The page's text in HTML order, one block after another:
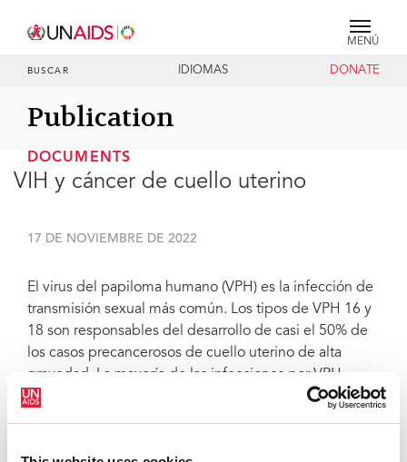
MENÚ
BUSCAR IDIOMAS DONATE
Publication
DOCUMENTS
VIH y cáncer de cuello uterino
17 DE NOVIEMBRE DE 2022
El virus del papiloma humano (VPH) es la infección de
transmisión sexual más común. Los tipos de VPH 16 y
18 son responsables del desarrollo de casi el 50% de
los casos precancerosos de cuello uterino de alta
gravedad. La mayoría de las infecciones por VPH
desaparecen por sí solas, sin embargo, una infección